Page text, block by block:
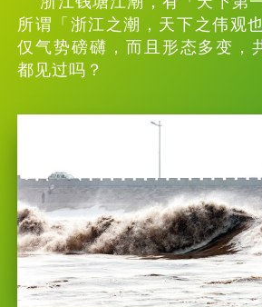
所谓「浙江之潮，天下之伟观
仅气势磅礴，而且形态多变，
都见过吗？